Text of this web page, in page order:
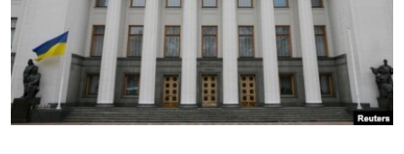
Learning English
СОЦИАЛЬНЫЕ СЕТИ